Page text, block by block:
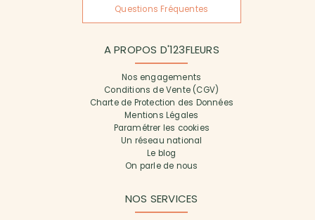
Questions Fréquentes
A PROPOS D'123FLEURS
Nos engagements
Conditions de Vente (CGV)
Charte de Protection des Données
Mentions Légales
Paramétrer les cookies
Un réseau national
Le blog
On parle de nous
NOS SERVICES